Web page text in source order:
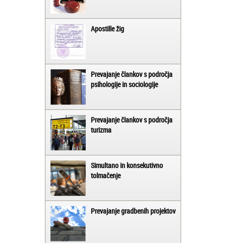
Apostille žig
Prevajanje člankov s področja
psihologije in sociologije
Prevajanje člankov s področja
turizma
Simultano in konsekutivno
tolmačenje
Prevajanje gradbenih projektov